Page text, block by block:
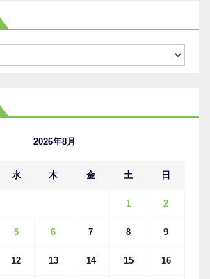
2026年8月
水 木 金 土 日
1 2
5 6 7 8 9
12 13 14 15 16